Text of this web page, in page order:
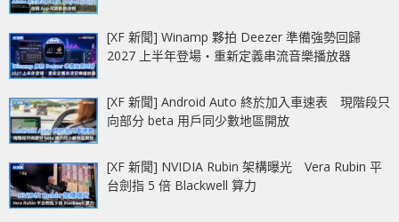
[XF 新聞] Winamp 夥拍 Deezer 準備強勢回歸
2027 上半年登場‧重新定義串流音樂播放器
[XF 新聞] Android Auto 終於加入車速表 現階段只
向部分 beta 用戶同少數地區開放
[XF 新聞] NVIDIA Rubin 架構曝光 Vera Rubin 平
台劍指 5 倍 Blackwell 算力